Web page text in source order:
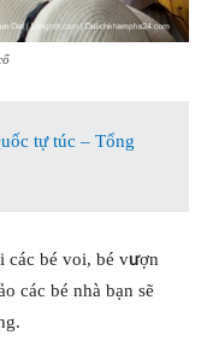
tự túc – Tổng
các bé voi, bé vượn
các bé nhà bạn sẽ